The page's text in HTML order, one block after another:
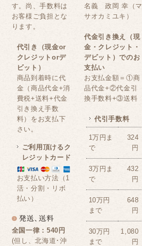
す。尚、手数料は
お客様ご負担とな
ります。
代引き（現金or
クレジットorデ
ビット）
商品到着時に代
金（商品代金+消
費税+送料+代金
引き換え手数
料）をお支払下
さい。
ご利用頂けるク
レジットカード
お支払い方法（1
活・分割・リボ
払い）
全国一律：540円
(但し、北海道･沖
名義 政岡 幸（マ
サオカミユキ）
代金引き換え（現
金・クレジット・
デビット）でのお
支払い
お支払金額＝①商
品代金+②代金引
換手数料+③送料
代引手数料
1万円ま
で
324
円
3万円ま
で
432
円
10万円
まで
648
円
30万円
まで
1,080
円